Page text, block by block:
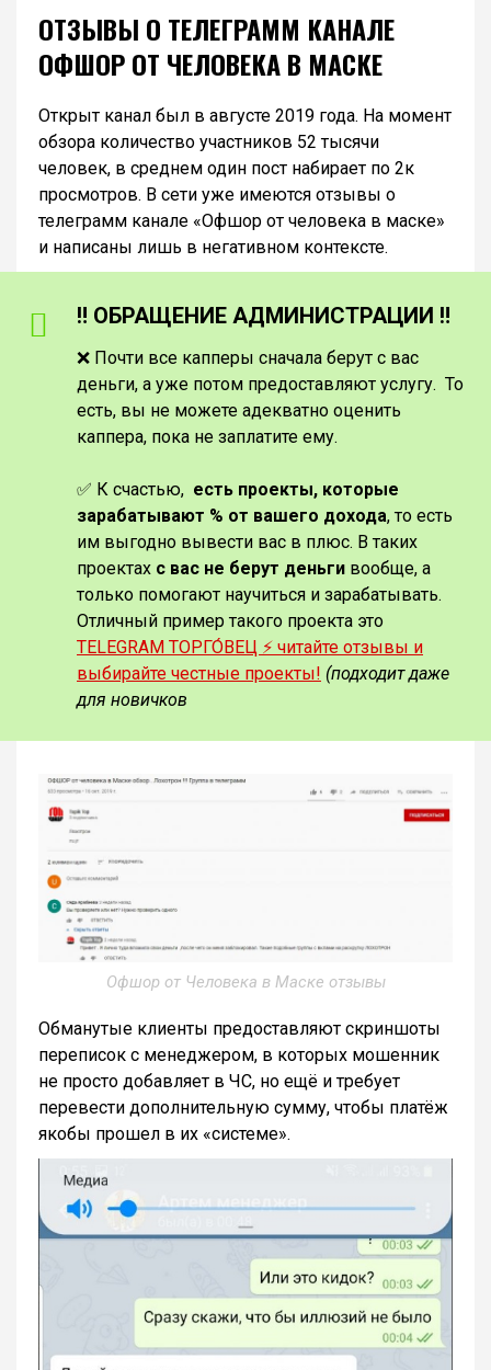
ОТЗЫВЫ О ТЕЛЕГРАММ КАНАЛЕ
ОФШОР ОТ ЧЕЛОВЕКА В МАСКЕ
Открыт канал был в августе 2019 года. На момент
обзора количество участников 52 тысячи
человек, в среднем один пост набирает по 2к
просмотров. В сети уже имеются отзывы о
телеграмм канале «Офшор от человека в маске»
и написаны лишь в негативном контексте.
‼️ ОБРАЩЕНИЕ АДМИНИСТРАЦИИ ‼️
❌ Почти все капперы сначала берут с вас
деньги, а уже потом предоставляют услугу. То
есть, вы не можете адекватно оценить
каппера, пока не заплатите ему.
✅ К счастью, есть проекты, которые
зарабатывают % от вашего дохода, то есть
им выгодно вывести вас в плюс. В таких
проектах с вас не берут деньги вообще, а
только помогают научиться и зарабатывать.
Отличный пример такого проекта это
TELEGRAM ТОРГО́ВЕЦ ⚡️ читайте отзывы и
выбирайте честные проекты! (подходит даже
для новичков
Офшор от Человека в Маске отзывы
Обманутые клиенты предоставляют скриншоты
переписок с менеджером, в которых мошенник
не просто добавляет в ЧС, но ещё и требует
перевести дополнительную сумму, чтобы платёж
якобы прошел в их «системе».